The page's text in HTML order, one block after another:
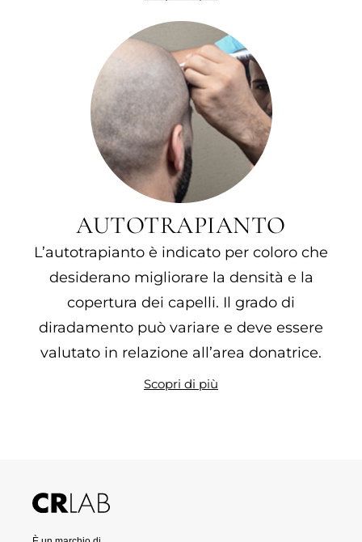
AUTOTRAPIANTO
L’autotrapianto è indicato per coloro che
desiderano migliorare la densità e la
copertura dei capelli. Il grado di
diradamento può variare e deve essere
valutato in relazione all’area donatrice.
Scopri di più